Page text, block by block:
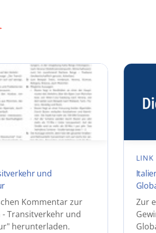
und
Kommentar zur
- Transitverkehr und
herunterladen.
LINK
Zur